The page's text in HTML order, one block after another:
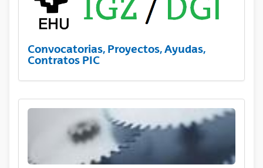
Convocatorias, Proyectos, Ayudas,
Contratos PIC